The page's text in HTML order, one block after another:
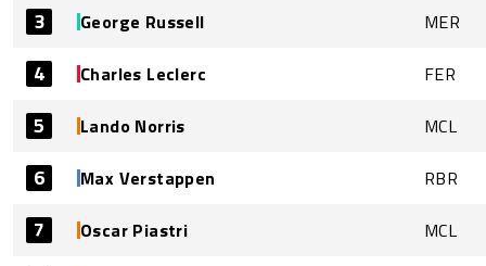
3 George Russell MER
4 Charles Leclerc FER
5 Lando Norris MCL
6 Max Verstappen RBR
7 Oscar Piastri MCL